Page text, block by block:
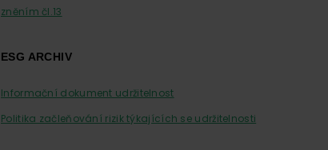
zněním čl.13
ESG ARCHIV
Informační dokument udržitelnost
Politika začleňování rizik týkajících se udržitelnosti